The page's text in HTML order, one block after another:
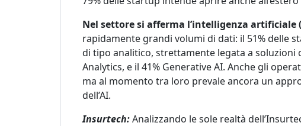
Nel settore si afferma l’intelligenza artificiale
rapidamente grandi volumi di dati: il 51% delle
di tipo analitico, strettamente legata a soluzioni
Analytics, e il 41% Generative AI. Anche gli
ma al momento tra loro prevale ancora un
dell’AI.
Insurtech:Analizzando le sole realtà